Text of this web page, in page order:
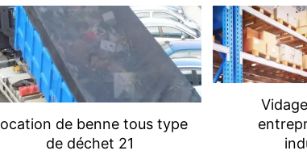
de benne tous type
de déchet 21